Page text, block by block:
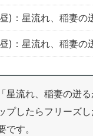
)：星流れ、稲妻の
)：星流れ、稲妻の
「星流れ、稲妻の迸
プしたらフリーズ
です。